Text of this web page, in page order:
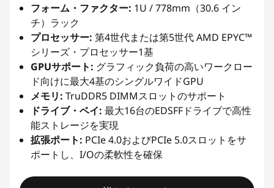
フォーム・ファクター: 1U / 778mm（30.6 イン
チ）ラック
プロセッサー: 第4世代または第5世代 AMD EPYC™
シリーズ・プロセッサー1基
GPUサポート: グラフィック負荷の高いワークロー
ド向けに最大4基のシングルワイドGPU
メモリ: TruDDR5 DIMMスロットのサポート
ドライブ・ベイ: 最大16台のEDSFFドライブで高性
能ストレージを実現
拡張ポート: PCIe 4.0およびPCIe 5.0スロットをサ
ポートし、I/Oの柔軟性を確保